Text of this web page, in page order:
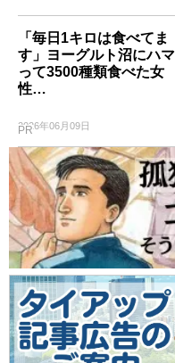
「毎日1キロは食べてま
す」ヨーグルト沼にハマ
って3500種類食べた女
性…
2026年06月09日
PR